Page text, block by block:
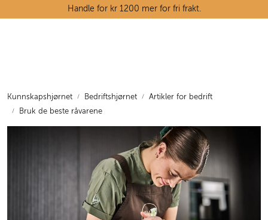
Skip to main contentHandle for kr 1200 mer for fri frakt.
Kunnskapshjørnet Bedriftshjørnet
Artikler for bedrift
Bruk de beste råvarene
Tørrvarehylla
Kunnskapshjørnet